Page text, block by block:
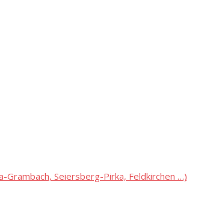
Seiersberg-Pirka, Feldkirchen …)